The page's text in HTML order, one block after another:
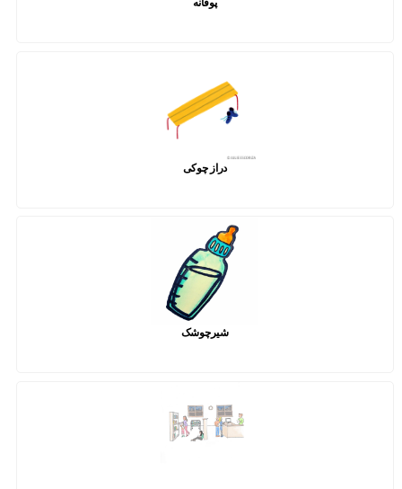
دراز چوکی
شیرچوشک